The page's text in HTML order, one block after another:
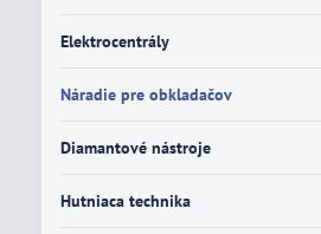
Elektrocentrály
Náradie pre obkladačov
Diamantové nástroje
Hutniaca technika